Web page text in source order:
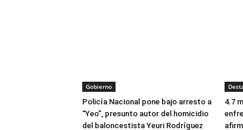
Gobierno
Policía Nacional pone bajo arresto a
“Yeo”, presunto autor del homicidio
del baloncestista Yeuri Rodríguez
4.7